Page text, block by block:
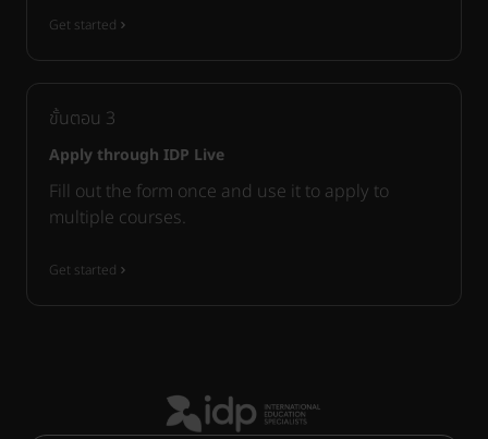
Get started
ขั้นตอน 3
Apply through IDP Live
Fill out the form once and use it to apply to
multiple courses.
Get started